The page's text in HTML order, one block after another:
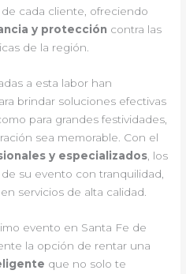
cada cliente, ofreciendo
y protección contra las
de la región.
a esta labor han
brindar soluciones efectivas
para grandes festividades,
sea memorable. Con el
y especializados , los
su evento con tranquilidad,
servicios de alta calidad.
evento en Santa Fe de
la opción de rentar una
que no solo te